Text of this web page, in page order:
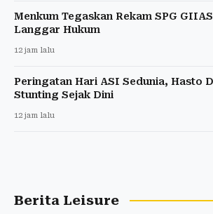
Menkum Tegaskan Rekam SPG
Langgar Hukum
12 jam lalu
Peringatan Hari ASI Sedunia, Hasto
Stunting Sejak Dini
12 jam lalu
Berita Leisure